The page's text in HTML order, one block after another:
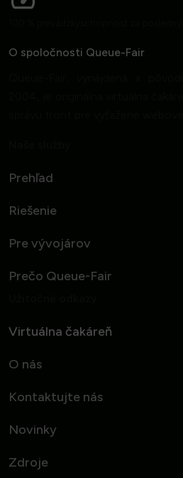
O spoločnosti Queue-Fair
Prehľad
Riešenie
Pre vývojárov
Prečo Queue-Fair
Virtuálna čakáreň
O nás
Kontaktujte nás
Novinky
Zdroje